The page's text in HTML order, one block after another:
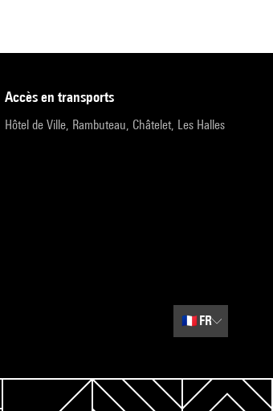
accès en transports
Hôtel de Ville, Rambuteau, Châtelet, Les Halles
🇫🇷 FR